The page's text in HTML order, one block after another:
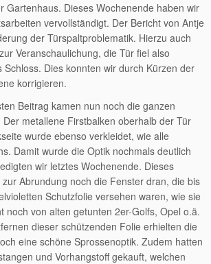
Gartenhaus. Dieses Wochenende haben wir
vervollständigt. Der Bericht von Antje
der Türspaltproblematik. Hierzu auch
Veranschaulichung, die Tür fiel also
Schloss. Dies konnten wir durch Kürzen der
korrigieren.
Beitrag kamen nun noch die ganzen
metallene Firstbalken oberhalb der Tür
wurde ebenso verkleidet, wie alle
Damit wurde die Optik nochmals deutlich
wir letztes Wochenende. Dieses
Abrundung noch die Fenster dran, die bis
Schutzfolie versehen waren, wie sie
noch von alten getunten 2er-Golfs, Opel o.ä.
dieser schützenden Folie erhielten die
eine schöne Sprossenoptik. Zudem hatten
und Vorhangstoff gekauft, welchen